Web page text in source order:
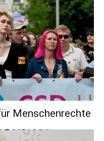
Menschenrechte